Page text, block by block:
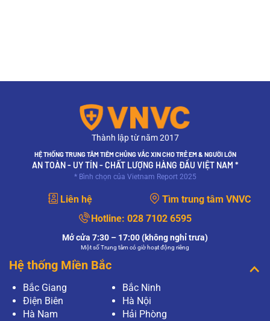
Thành lập từ năm 2017
HỆ THỐNG TRUNG TÂM TIÊM CHỦNG VẮC XIN CHO TRẺ EM & NGƯỜI LỚN
AN TOÀN - UY TÍN - CHẤT LƯỢNG HÀNG ĐẦU VIỆT NAM *
* Bình chọn của Vietnam Report 2025
Liên hệ
Tìm trung tâm VNVC
Hotline: 028 7102 6595
Mở cửa 7:30 – 17:00 (không nghỉ trưa)
Một số Trung tâm có giờ hoạt động riêng
Hệ thống Miền Bắc
Bắc Giang
Bắc Ninh
Điện Biên
Hà Nội
Hà Nam
Hải Phòng